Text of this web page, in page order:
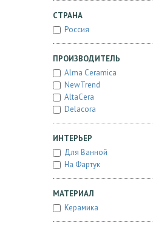
СТРАНА
Россия
ПРОИЗВОДИТЕЛЬ
Alma Ceramica
NewTrend
AltaCera
Delacora
ИНТЕРЬЕР
Для Ванной
На Фартук
МАТЕРИАЛ
Керамика